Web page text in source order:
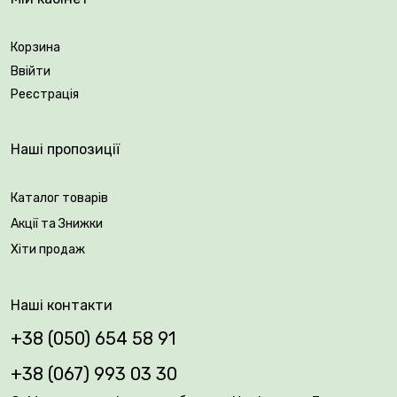
Корзина
Ввійти
Реєстрація
Наші пропозиції
Каталог товарів
Акції та Знижки
Хіти продаж
Наші контакти
+38 (050) 654 58 91
+38 (067) 993 03 30